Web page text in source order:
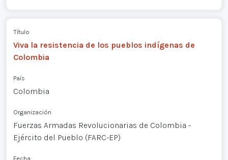
Título
Viva la resistencia de los pueblos indígenas de
Colombia
País
Colombia
Organización
Fuerzas Armadas Revolucionarias de Colombia -
Ejército del Pueblo (FARC-EP)
Fecha